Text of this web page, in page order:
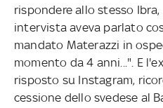
rispondere allo stesso
intervista aveva parlato
mandato Materazzi in
momento da 4 anni...". E
risposto su Instagram,
cessione dello svedese al